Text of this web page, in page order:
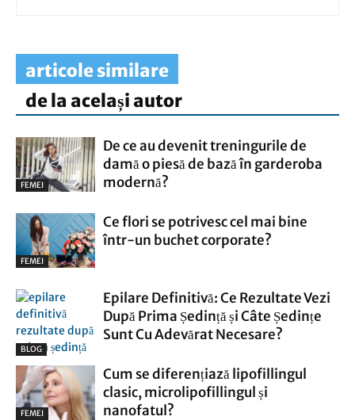
articole similare
de la același autor
FEMEI
De ce au devenit treningurile de
damă o piesă de bază în garderoba
modernă?
FEMEI
Ce flori se potrivesc cel mai bine
într-un buchet corporate?
BLOG
Epilare Definitivă: Ce Rezultate Vezi
După Prima Ședință și Câte Ședințe
Sunt Cu Adevărat Necesare?
FEMEI
Cum se diferențiază lipofillingul
clasic, microlipofillingul și
nanofatul?